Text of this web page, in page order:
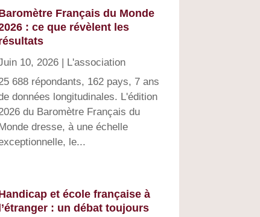
Français du Monde
: ce que révèlent les
10, 2026|
L'association
688 répondants, 162 pays, 7 ans
données longitudinales. L'édition
du Baromètre Français du
Monde dresse, à une échelle
le...
et école française à
l’étranger : un débat toujours